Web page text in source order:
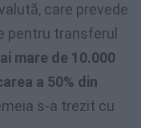
care prevede
pentru transferul
mare de 10.000
a 50% din
s-a trezit cu